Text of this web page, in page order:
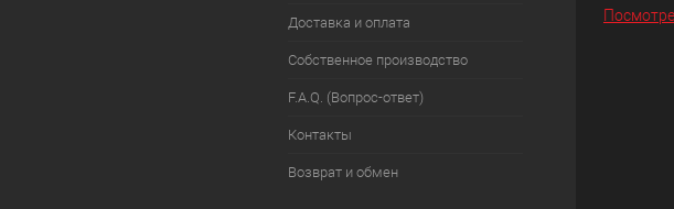
Доставка и оплата
Собственное производство
F.A.Q. (Вопрос-ответ)
Контакты
Возврат и обмен